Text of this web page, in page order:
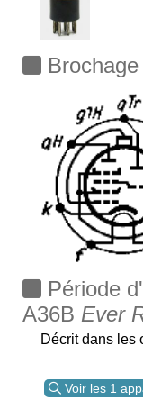
Brochage
Période
A36B Ever
Décrit dans les
Voir les 1